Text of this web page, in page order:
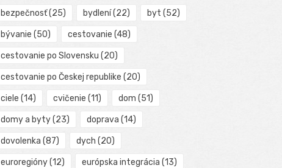
bezpečnosť(25) bydlení(22) byt (52)
bývanie (50) cestovanie (48)
cestovanie po Slovensku (20)
cestovanie po Českej republike (20)
ciele (14) cvičenie (11) dom (51)
domy a byty(23) doprava (14)
dovolenka (87) dych (20)
euroregióny(12) európska integrácia (13)